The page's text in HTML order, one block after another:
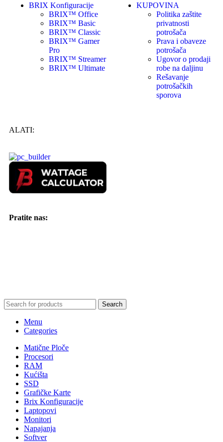
BRIX Konfiguracije
BRIX™ Office
BRIX™ Basic
BRIX™ Classic
BRIX™ Gamer
Pro
BRIX™ Streamer
BRIX™ Ultimate
KUPOVINA
Politika zaštite
privatnosti
potrošača
Prava i obaveze
potrošača
Ugovor o prodaji
robe na daljinu
Rešavanje
potrošačkih
sporova
ALATI:
Pratite nas:
Search
Menu
Categories
Matične Ploče
Procesori
RAM
Kućišta
SSD
Grafičke Karte
Brix Konfiguracije
Laptopovi
Monitori
Napajanja
Softver